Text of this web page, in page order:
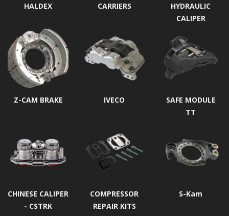
HALDEX CARRIERS
HYDRAULIC
CALIPER
Z-CAM BRAKE IVECO
SAFE MODULE
TT
CHINESE CALIPER
- CSTRK
COMPRESSOR
REPAIR KITS
S-Kam